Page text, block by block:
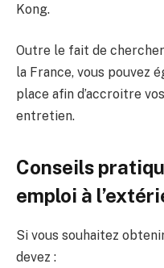
Kong.
Outre le fait de
la France, vous pouvez
place afin d’accroitre
entretien.
Conseils
emploi à
Si vous souhaitez
devez :